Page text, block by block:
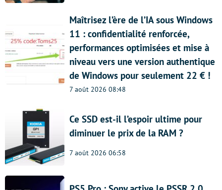
Maîtrisez l’ère de l’IA sous Windows
11 : confidentialité renforcée,
performances optimisées et mise à
niveau vers une version authentique
de Windows pour seulement 22 € !
7 août 2026 08:48
Ce SSD est-il l’espoir ultime pour
diminuer le prix de la RAM ?
7 août 2026 06:58